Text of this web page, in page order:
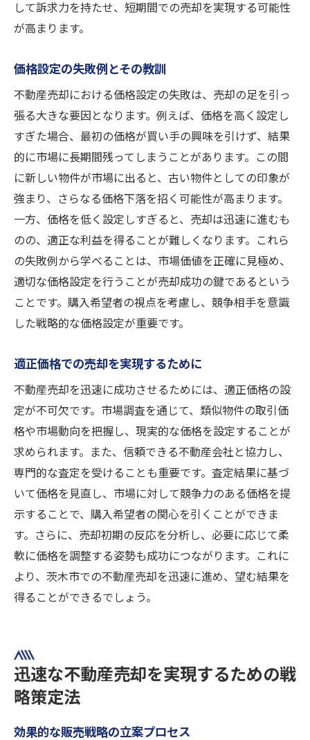
して訴求力を持たせ、短期間での売却を実現する可能性
が高まります。
価格設定の失敗例とその教訓
不動産売却における価格設定の失敗は、売却の足を引っ
張る大きな要因となります。例えば、価格を高く設定し
すぎた場合、最初の価格が買い手の興味を引けず、結果
的に市場に長期間残ってしまうことがあります。この間
に新しい物件が市場に出ると、古い物件としての印象が
強まり、さらなる価格下落を招く可能性が高まります。
一方、価格を低く設定しすぎると、売却は迅速に進むも
のの、適正な利益を得ることが難しくなります。これら
の失敗例から学べることは、市場価値を正確に見極め、
適切な価格設定を行うことが売却成功の鍵であるという
ことです。購入希望者の視点を考慮し、競争相手を意識
した戦略的な価格設定が重要です。
適正価格での売却を実現するために
不動産売却を迅速に成功させるためには、適正価格の設
定が不可欠です。市場調査を通じて、類似物件の取引価
格や市場動向を把握し、現実的な価格を設定することが
求められます。また、信頼できる不動産会社と協力し、
専門的な査定を受けることも重要です。査定結果に基づ
いて価格を見直し、市場に対して競争力のある価格を提
示することで、購入希望者の関心を引くことができま
す。さらに、売却初期の反応を分析し、必要に応じて柔
軟に価格を調整する姿勢も成功につながります。これに
より、茨木市での不動産売却を迅速に進め、望む結果を
得ることができるでしょう。
迅速な不動産売却を実現するための戦
略策定法
効果的な販売戦略の立案プロセス